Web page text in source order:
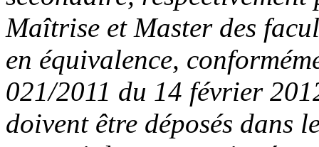
Maîtrise et Master des
en équivalence,
021/2011 du 14 février
doivent être déposés dans